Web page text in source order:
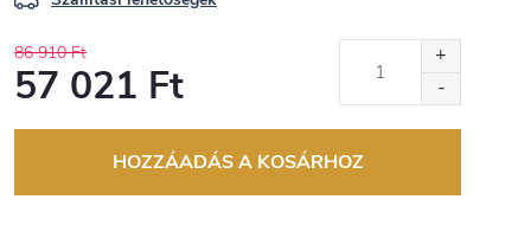
86 910 Ft
57 021 Ft
HOZZÁADÁS A KOSÁRHOZ